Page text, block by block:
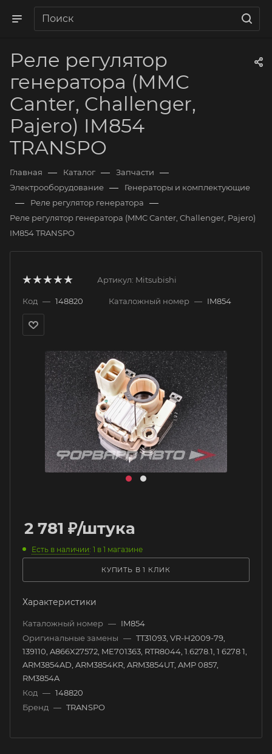
Реле регулятор
генератора (MMC
Canter, Challenger,
Pajero) IM854
TRANSPO
Главная — Каталог — Запчасти —
Электрооборудование — Генераторы и комплектующие
— Реле регулятор генератора —
Реле регулятор генератора (MMC Canter, Challenger, Pajero)
IM854 TRANSPO
Артикул: Mitsubishi
Код — 148820 Каталожный номер — IM854
2 781 ₽/штука
Есть в наличии: 1 в 1 магазине
КУПИТЬ В 1 КЛИК
Характеристики
Каталожный номер — IM854
Оригинальные замены — TT31093, VR-H2009-79,
139110, A866X27572, ME701363, RTR8044, 1.6278.1, 1 6278 1,
ARM3854AD, ARM3854KR, ARM3854UT, AMP 0857,
RM3854A
Код — 148820
Бренд — TRANSPO